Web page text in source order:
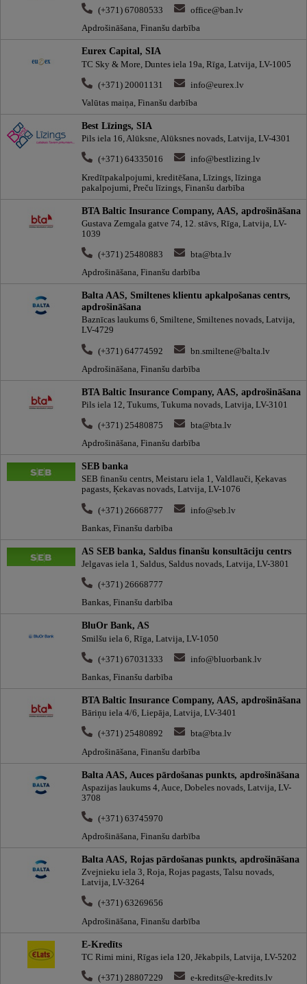
(+371) 67080533
office@ban.lv
Apdrošināšana, Finanšu darbība
Eurex Capital, SIA
TC Sky & More, Duntes iela 19a, Rīga, Latvija, LV-1005
(+371) 20001131
info@eurex.lv
Valūtas maiņa, Finanšu darbība
Best Līzings, SIA
Pils iela 16, Alūksne, Alūksnes novads, Latvija, LV-4301
(+371) 64335016
info@bestlizing.lv
Kredītpakalpojumi, kreditēšana, Līzings, līzinga
pakalpojumi, Preču līzings, Finanšu darbība
BTA Baltic Insurance Company, AAS, apdrošināšana
Gustava Zemgala gatve 74, 12. stāvs, Rīga, Latvija, LV-
1039
(+371) 25480883
bta@bta.lv
Apdrošināšana, Finanšu darbība
Balta AAS, Smiltenes klientu apkalpošanas centrs,
apdrošināšana
Baznīcas laukums 6, Smiltene, Smiltenes novads, Latvija,
LV-4729
(+371) 64774592
bn.smiltene@balta.lv
Apdrošināšana, Finanšu darbība
BTA Baltic Insurance Company, AAS, apdrošināšana
Pils iela 12, Tukums, Tukuma novads, Latvija, LV-3101
(+371) 25480875
bta@bta.lv
Apdrošināšana, Finanšu darbība
SEB banka
SEB finanšu centrs, Meistaru iela 1, Valdlauči, Ķekavas
pagasts, Ķekavas novads, Latvija, LV-1076
(+371) 26668777
info@seb.lv
Bankas, Finanšu darbība
AS SEB banka, Saldus finanšu konsultāciju centrs
Jelgavas iela 1, Saldus, Saldus novads, Latvija, LV-3801
(+371) 26668777
Bankas, Finanšu darbība
BluOr Bank, AS
Smilšu iela 6, Rīga, Latvija, LV-1050
(+371) 67031333
info@bluorbank.lv
Bankas, Finanšu darbība
BTA Baltic Insurance Company, AAS, apdrošināšana
Bāriņu iela 4/6, Liepāja, Latvija, LV-3401
(+371) 25480892
bta@bta.lv
Apdrošināšana, Finanšu darbība
Balta AAS, Auces pārdošanas punkts, apdrošināšana
Aspazijas laukums 4, Auce, Dobeles novads, Latvija, LV-
3708
(+371) 63745970
Apdrošināšana, Finanšu darbība
Balta AAS, Rojas pārdošanas punkts, apdrošināšana
Zvejnieku iela 3, Roja, Rojas pagasts, Talsu novads,
Latvija, LV-3264
(+371) 63269656
Apdrošināšana, Finanšu darbība
E-Kredīts
TC Rimi mini, Rīgas iela 120, Jēkabpils, Latvija, LV-5202
(+371) 28807229
e-kredits@e-kredits.lv